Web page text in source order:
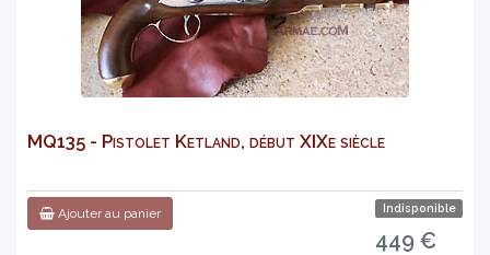
MQ135 - Pistolet Ketland, début XIXe siècle
Ajouter au panier Indisponible
449 €